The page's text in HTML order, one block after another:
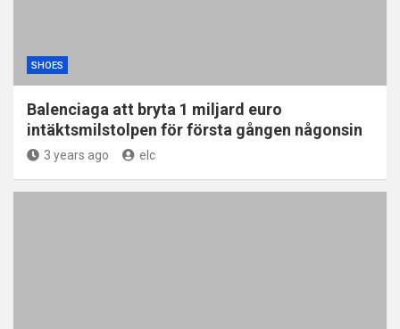
SHOES
Balenciaga att bryta 1 miljard euro
intäktsmilstolpen för första gången någonsin
3 years ago elc